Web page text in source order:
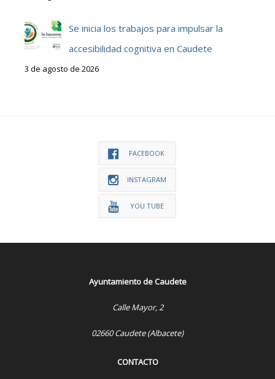
Se inicia los trabajos para impulsar la
accesibilidad cognitiva en Caudete
3 de agosto de 2026
FACEBOOK
INSTAGRAM
YOU TUBE
Ayuntamiento de Caudete
Calle Mayor, 2
02660 Caudete (Albacete)
CONTACTO